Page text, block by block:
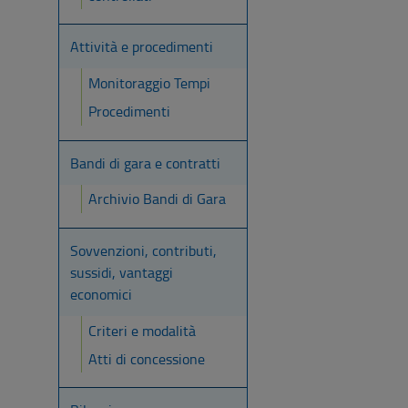
Attività e procedimenti
Monitoraggio Tempi
Procedimenti
Bandi di gara e contratti
Archivio Bandi di Gara
Sovvenzioni, contributi,
sussidi, vantaggi
economici
Criteri e modalità
Atti di concessione